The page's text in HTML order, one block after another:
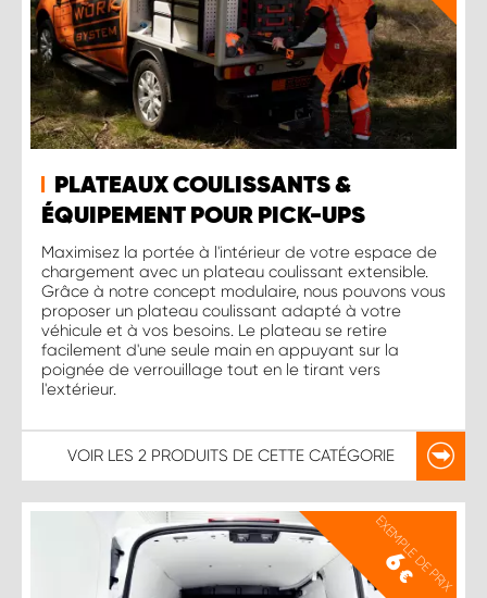
PLATEAUX COULISSANTS &
ÉQUIPEMENT POUR PICK-UPS
Maximisez la portée à l'intérieur de votre espace de
chargement avec un plateau coulissant extensible.
Grâce à notre concept modulaire, nous pouvons vous
proposer un plateau coulissant adapté à votre
véhicule et à vos besoins. Le plateau se retire
facilement d'une seule main en appuyant sur la
poignée de verrouillage tout en le tirant vers
l'extérieur.
VOIR LES 2 PRODUITS DE CETTE CATÉGORIE
EXEMPLE DE PRIX
6
€